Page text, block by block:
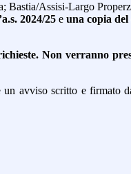
Bastia/Assisi-Largo
2024/25e una copia
Non verranno
avviso scritto e firmato